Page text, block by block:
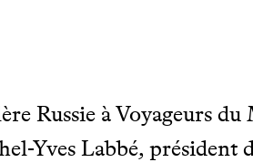
Russie à Voyageurs
Yves Labbé, président